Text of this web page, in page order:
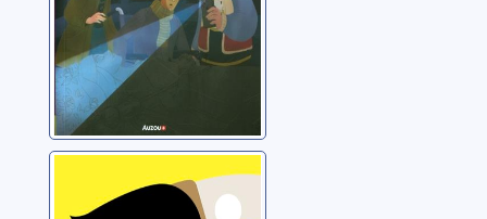
La fabrique du
merveilleux